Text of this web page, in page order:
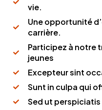
vie.
Une opportunité
carrière.
Participez à notre
jeunes
Excepteur sint
Sunt in culpa qui
Sed ut